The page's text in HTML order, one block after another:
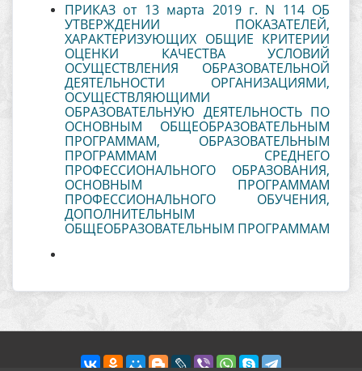
ПРИКАЗ от 13 марта 2019 г. N 114 ОБ
УТВЕРЖДЕНИИ ПОКАЗАТЕЛЕЙ,
ХАРАКТЕРИЗУЮЩИХ ОБЩИЕ КРИТЕРИИ
ОЦЕНКИ КАЧЕСТВА УСЛОВИЙ
ОСУЩЕСТВЛЕНИЯ ОБРАЗОВАТЕЛЬНОЙ
ДЕЯТЕЛЬНОСТИ ОРГАНИЗАЦИЯМИ,
ОСУЩЕСТВЛЯЮЩИМИ
ОБРАЗОВАТЕЛЬНУЮ ДЕЯТЕЛЬНОСТЬ ПО
ОСНОВНЫМ ОБЩЕОБРАЗОВАТЕЛЬНЫМ
ПРОГРАММАМ, ОБРАЗОВАТЕЛЬНЫМ
ПРОГРАММАМ СРЕДНЕГО
ПРОФЕССИОНАЛЬНОГО ОБРАЗОВАНИЯ,
ОСНОВНЫМ ПРОГРАММАМ
ПРОФЕССИОНАЛЬНОГО ОБУЧЕНИЯ,
ДОПОЛНИТЕЛЬНЫМ
ОБЩЕОБРАЗОВАТЕЛЬНЫМ ПРОГРАММАМ